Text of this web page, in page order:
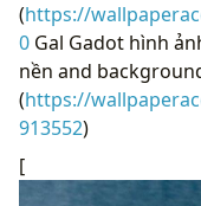
(https://
0 Gal Gadot hình
nền and
(https://
913552)
[